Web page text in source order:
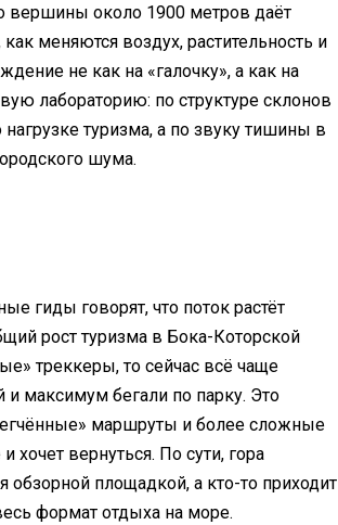
вершины около 1900 метров даёт
меняются воздух, растительность и
не как на «галочку», а как на
лабораторию: по структуре склонов
туризма, а по звуку тишины в
шума.
гиды говорят, что поток растёт
рост туризма в Бока-Которской
треккеры, то сейчас всё чаще
максимум бегали по парку. Это
маршруты и более сложные
хочет вернуться. По сути, гора
обзорной площадкой, а кто-то приходит
формат отдыха на море.